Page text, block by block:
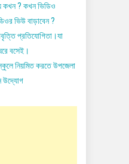
কখন ? কখন ভিডিও
ভিউ বাড়াবেন ?
প্রতিযোগিতা।যা
বসেই।
নিয়মিত করতে উপজেলা
উদ্যোগ